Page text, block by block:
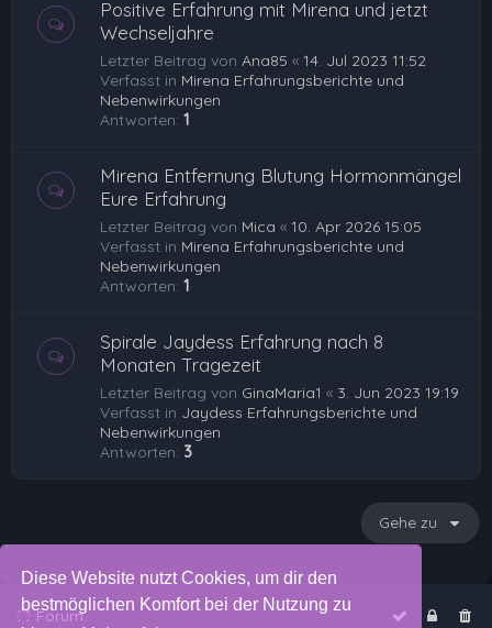
Diese Website nutzt Cookies, um dir den
bestmöglichen Komfort bei der Nutzung zu
Positive Erfahrung mit Mirena und jetzt
Wechseljahre
Letzter Beitrag von Ana85 « 14. Jul 2023 11:52
Verfasst in Mirena Erfahrungsberichte und
Nebenwirkungen
Antworten: 1
Mirena Entfernung Blutung Hormonmängel
Eure Erfahrung
Letzter Beitrag von Mica « 10. Apr 2026 15:05
Verfasst in Mirena Erfahrungsberichte und
Nebenwirkungen
Antworten: 1
Spirale Jaydess Erfahrung nach 8
Monaten Tragezeit
Letzter Beitrag von GinaMaria1 « 3. Jun 2023 19:19
Verfasst in Jaydess Erfahrungsberichte und
Nebenwirkungen
Antworten: 3
Gehe zu
Forum